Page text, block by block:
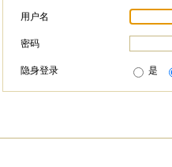
用户名
密码
隐身登录 是